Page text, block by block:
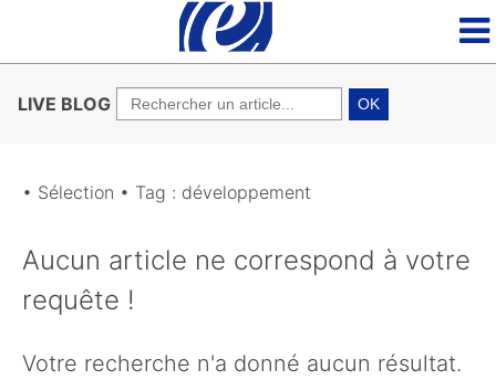
LIVE BLOG OK
• Sélection • Tag : développement
Aucun article ne correspond à votre
requête !
Votre recherche n'a donné aucun résultat.